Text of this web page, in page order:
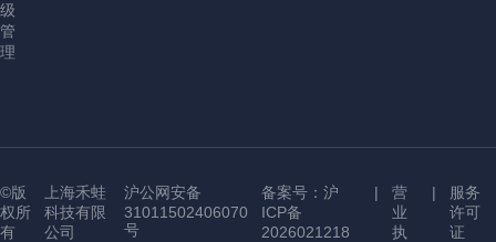
级
管
理
©版
权所
有
上海禾蛙
科技有限
公司
沪公网安备
31011502406070
号
备案号：沪
ICP备
2026021218
|
营
业
执
|
服务
许可
证